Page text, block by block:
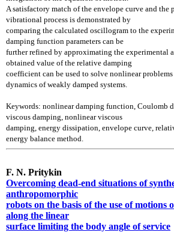
A satisfactory match of the envelope curve and the
vibrational process is demonstrated by
comparing the calculated oscillogram to the
damping function parameters can be
further refined by approximating the experimental
obtained value of the relative damping
coefficient can be used to solve nonlinear
dynamics of weakly damped systems.
Keywords: nonlinear damping function, Coulomb
viscous damping, nonlinear viscous
damping, energy dissipation, envelope curve,
energy balance method.
F. N. Pritykin
Overcoming dead-end situations of
anthropomorphic
robots on the basis of the use of motions
along the linear
surface limiting the body angle of service